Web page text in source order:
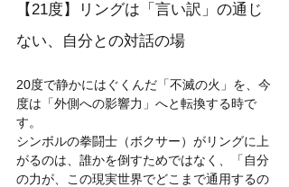
【21度】リングは「言い訳」の通じ
ない、自分との対話の場
20度で静かにはぐくんだ「不滅の火」を、今
度は「外側への影響力」へと転換する時で
す。
シンボルの拳闘士（ボクサー）がリングに上
がるのは、誰かを倒すためではなく、「自分
の力が、この現実世界でどこまで通用するの